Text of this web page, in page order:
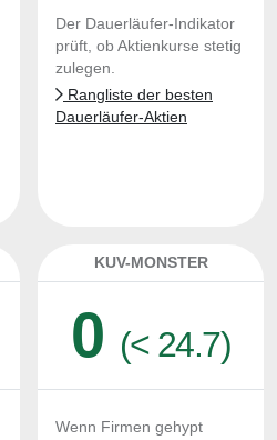
Der Dauerläufer-Indikator
prüft, ob Aktienkurse stetig
zulegen.
Rangliste der besten
Dauerläufer-Aktien
KUV-MONSTER
0 (< 24.7)
Wenn Firmen gehypt